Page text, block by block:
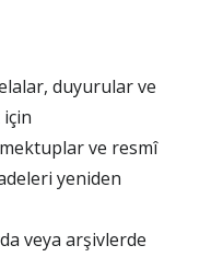
duyurular ve
ve resmî
yeniden
veya arşivlerde